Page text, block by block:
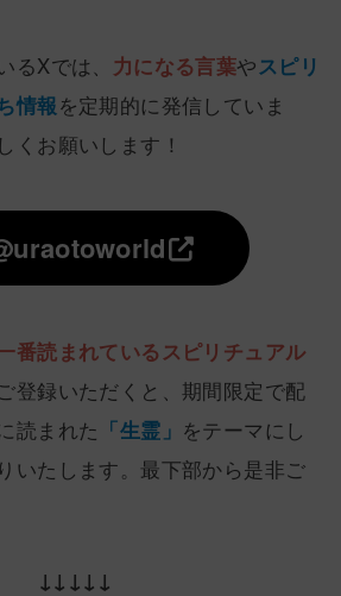
るXでは、 力になる言葉やスピリ
情報を定期的に発信していま
くお願いします！
番読まれているスピリチュアル
登録いただくと、期間限定で配
読まれた 「生霊」 をテーマにし
いたします。最下部から是非ご
↓↓↓↓↓